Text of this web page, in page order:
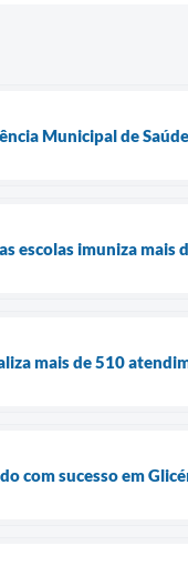
Municipal de
escolas imuniza
mais de 510
com sucesso em